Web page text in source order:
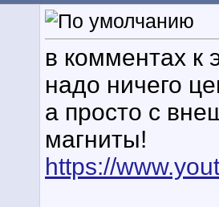
в комментах к
надо ничего
а просто с
магниты!
https://